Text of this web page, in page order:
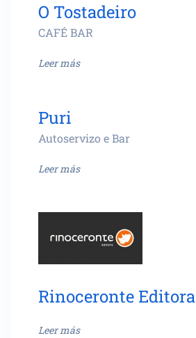
O Tostadeiro
CAFÉ BAR
Leer más
Puri
Autoservizo e Bar
Leer más
Rinoceronte Editora
Leer más